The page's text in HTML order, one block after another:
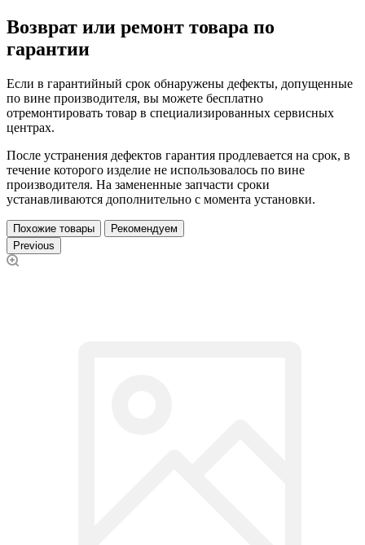
Возврат или ремонт товара по
гарантии
Если в гарантийный срок обнаружены дефекты, допущенные
по вине производителя, вы можете бесплатно
отремонтировать товар в специализированных сервисных
центрах.
После устранения дефектов гарантия продлевается на срок, в
течение которого изделие не использовалось по вине
производителя. На замененные запчасти сроки
устанавливаются дополнительно с момента установки.
Похожие товары
Рекомендуем
Previous